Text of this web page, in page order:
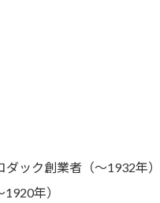
ック創業者（～1932年）
年）